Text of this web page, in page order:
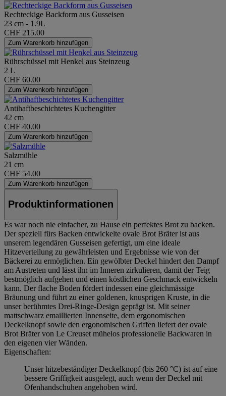
Rechteckige Backform aus Gusseisen
23 cm - 1.9L
CHF 215.00
Zum Warenkorb hinzufügen
Rührschüssel mit Henkel aus Steinzeug
2 L
CHF 60.00
Zum Warenkorb hinzufügen
Antihaftbeschichtetes Kuchengitter
42 cm
CHF 40.00
Zum Warenkorb hinzufügen
Salzmühle
21 cm
CHF 54.00
Zum Warenkorb hinzufügen
Produktinformationen
Es war noch nie einfacher, zu Hause ein perfektes Brot zu backen.
Der speziell fürs Backen entwickelte ovale Brot Bräter ist aus
unserem legendären Gusseisen gefertigt, um eine ideale
Hitzeverteilung zu gewährleisten und Ergebnisse wie von der
Bäckerei zu ermöglichen. Ein gewölbter Deckel hindert den Dampf
am Austreten und lässt ihn im Inneren zirkulieren, damit der Teig
bestmöglich aufgehen und einen köstlichen Geschmack entwickeln
kann. Der flache Boden fördert indessen eine gleichmässige
Bräunung und führt zu einer goldenen, knusprigen Kruste, in die
unser berühmtes Drei-Ringe-Design geprägt ist. Mit seiner
mattschwarz emaillierten Innenseite, dem ergonomischen
Deckelknopf sowie den ergonomischen Griffen liefert der ovale
Brot Bräter von Le Creuset mühelos professionelle Backwaren in
den eigenen vier Wänden.
Eigenschaften:
Unser hitzebeständiger Deckelknopf (bis 260 °C) ist auf eine
bessere Griffigkeit ausgelegt, auch wenn der Deckel mit
Ofenhandschuhen angehoben wird.